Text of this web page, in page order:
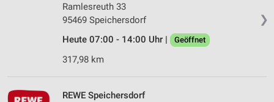
❯
Ramlesreuth 33
95469 Speichersdorf
Heute 07:00 - 14:00 Uhr |
Geöffnet
317,98 km
REWE Speichersdorf